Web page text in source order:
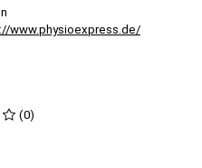
www.physioexpress.de/
(0)